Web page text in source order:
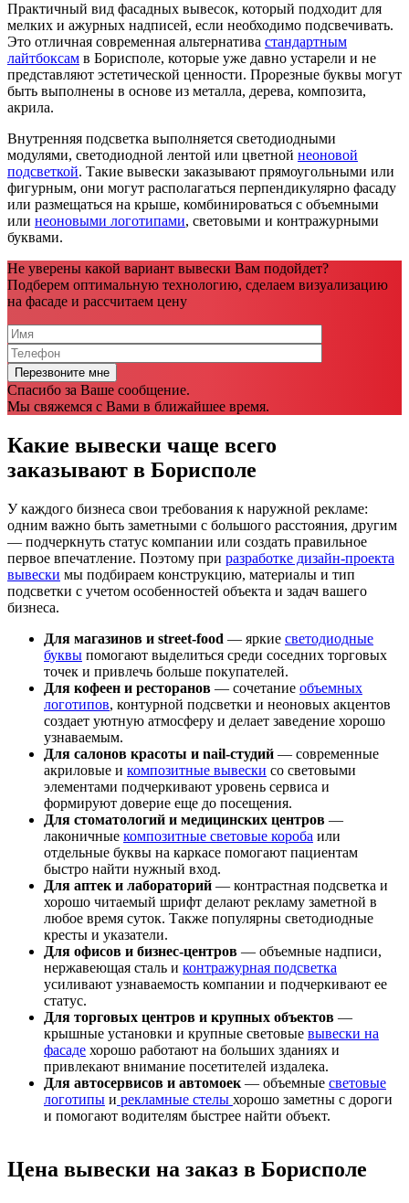
Практичный вид фасадных вывесок, который подходит для
мелких и ажурных надписей, если необходимо подсвечивать.
Это отличная современная альтернатива стандартным
лайтбоксам в Борисполе, которые уже давно устарели и не
представляют эстетической ценности. Прорезные буквы могут
быть выполнены в основе из металла, дерева, композита,
акрила.
Внутренняя подсветка выполняется светодиодными
модулями, светодиодной лентой или цветной неоновой
подсветкой. Такие вывески заказывают прямоугольными или
фигурным, они могут располагаться перпендикулярно фасаду
или размещаться на крыше, комбинироваться с объемными
или неоновыми логотипами, световыми и контражурными
буквами.
Не уверены какой вариант вывески Вам подойдет?
Подберем оптимальную технологию, сделаем визуализацию
на фасаде и рассчитаем цену
Спасибо за Ваше сообщение.
Мы свяжемся с Вами в ближайшее время.
Какие вывески чаще всего
заказывают в Борисполе
У каждого бизнеса свои требования к наружной рекламе:
одним важно быть заметными с большого расстояния, другим
— подчеркнуть статус компании или создать правильное
первое впечатление. Поэтому при разработке дизайн-проекта
вывески мы подбираем конструкцию, материалы и тип
подсветки с учетом особенностей объекта и задач вашего
бизнеса.
Для магазинов и street-food — яркие светодиодные
буквы помогают выделиться среди соседних торговых
точек и привлечь больше покупателей.
Для кофеен и ресторанов — сочетание объемных
логотипов, контурной подсветки и неоновых акцентов
создает уютную атмосферу и делает заведение хорошо
узнаваемым.
Для салонов красоты и nail-студий — современные
акриловые и композитные вывески со световыми
элементами подчеркивают уровень сервиса и
формируют доверие еще до посещения.
Для стоматологий и медицинских центров —
лаконичные композитные световые короба или
отдельные буквы на каркасе помогают пациентам
быстро найти нужный вход.
Для аптек и лабораторий — контрастная подсветка и
хорошо читаемый шрифт делают рекламу заметной в
любое время суток. Также популярны светодиодные
кресты и указатели.
Для офисов и бизнес-центров — объемные надписи,
нержавеющая сталь и контражурная подсветка
усиливают узнаваемость компании и подчеркивают ее
статус.
Для торговых центров и крупных объектов —
крышные установки и крупные световые вывески на
фасаде хорошо работают на больших зданиях и
привлекают внимание посетителей издалека.
Для автосервисов и автомоек — объемные световые
логотипы и рекламные стелы хорошо заметны с дороги
и помогают водителям быстрее найти объект.
Цена вывески на заказ в Борисполе